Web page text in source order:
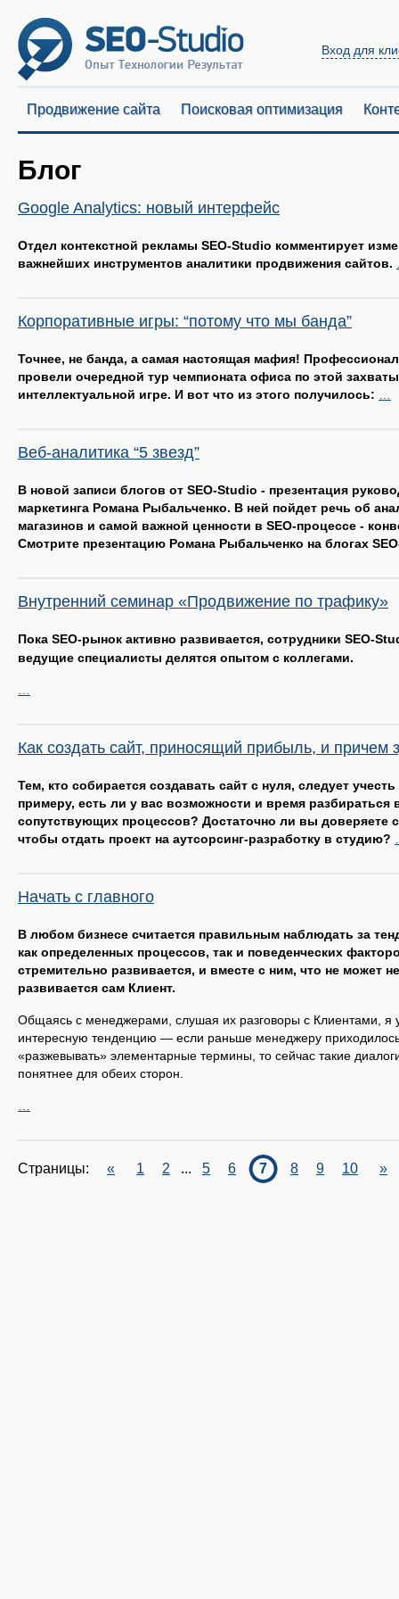
Вход для
Продвижение сайта Поисковая оптимизация
Блог
Google Analytics: новый интерфейс
Отдел контекстной рекламы SEO-Studio комментирует
важнейших инструментов аналитики продвижения сайтов.
Корпоративные игры: “потому что мы банда”
Точнее, не банда, а самая настоящая мафия!
провели очередной тур чемпионата офиса по этой
интеллектуальной игре. И вот что из этого получилось:
Веб-аналитика “5 звезд”
В новой записи блогов от SEO-Studio - презентация
маркетинга Романа Рыбальченко. В ней пойдет речь об
магазинов и самой важной ценности в SEO-процессе -
Смотрите презентацию Романа Рыбальченко на блогах
Внутренний семинар «Продвижение по трафику»
Пока SEO-рынок активно развивается, сотрудники SEO-
ведущие специалисты делятся опытом с коллегами.
Как создать сайт, приносящий прибыль, и причем
Тем, кто собирается создавать сайт с нуля, следует
примеру, есть ли у вас возможности и время разбираться
сопутствующих процессов? Достаточно ли вы доверяете
чтобы отдать проект на аутсорсинг-разработку в студию?
Начать с главного
В любом бизнесе считается правильным наблюдать за
как определенных процессов, так и поведенческих
стремительно развивается, и вместе с ним, что не может
развивается сам Клиент.
Общаясь с менеджерами, слушая их разговоры с Клиентами, я
интересную тенденцию — если раньше менеджеру приходилось
«разжевывать» элементарные термины, то сейчас такие
понятнее для обеих сторон.
Страницы: « 1 2 ... 5 6 7 8 9 10 »